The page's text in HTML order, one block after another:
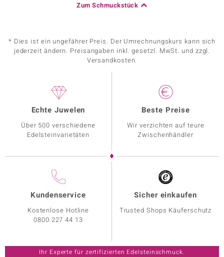
Zum Schmuckstück
* Dies ist ein ungefährer Preis. Der Umrechnungskurs kann sich
jederzeit ändern. Preisangaben inkl. gesetzl. MwSt. und zzgl.
Versandkosten.
Echte Juwelen
Über 500 verschiedene
Edelsteinvarietäten
Beste Preise
Wir verzichten auf teure
Zwischenhändler
Kundenservice
Kostenlose Hotline
0800 227 44 13
Sicher einkaufen
Trusted Shops Käuferschutz
Ihr Experte für zertifizierten Edelsteinschmuck.